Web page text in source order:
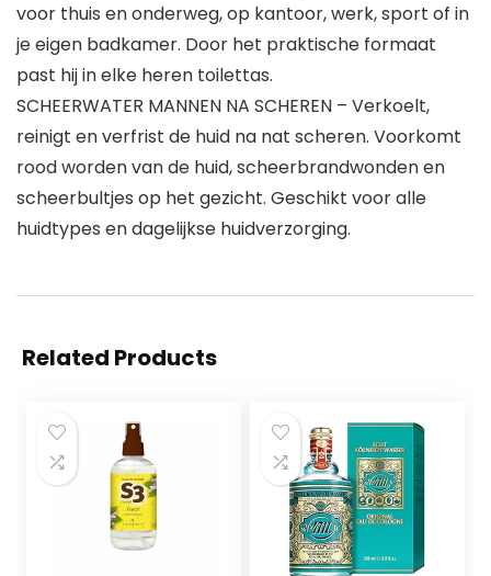
voor thuis en onderweg, op kantoor, werk, sport of in
je eigen badkamer. Door het praktische formaat
past hij in elke heren toilettas.
SCHEERWATER MANNEN NA SCHEREN – Verkoelt,
reinigt en verfrist de huid na nat scheren. Voorkomt
rood worden van de huid, scheerbrandwonden en
scheerbultjes op het gezicht. Geschikt voor alle
huidtypes en dagelijkse huidverzorging.
Related Products